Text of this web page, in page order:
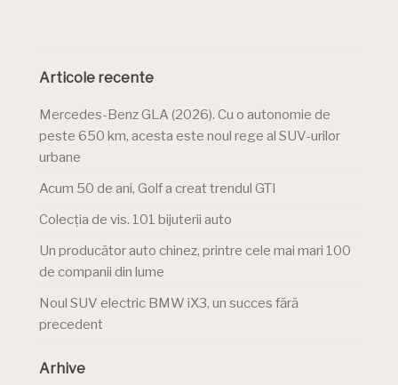
Articole recente
Mercedes-Benz GLA (2026). Cu o autonomie de
peste 650 km, acesta este noul rege al SUV-urilor
urbane
Acum 50 de ani, Golf a creat trendul GTI
Colecția de vis. 101 bijuterii auto
Un producător auto chinez, printre cele mai mari 100
de companii din lume
Noul SUV electric BMW iX3, un succes fără
precedent
Arhive